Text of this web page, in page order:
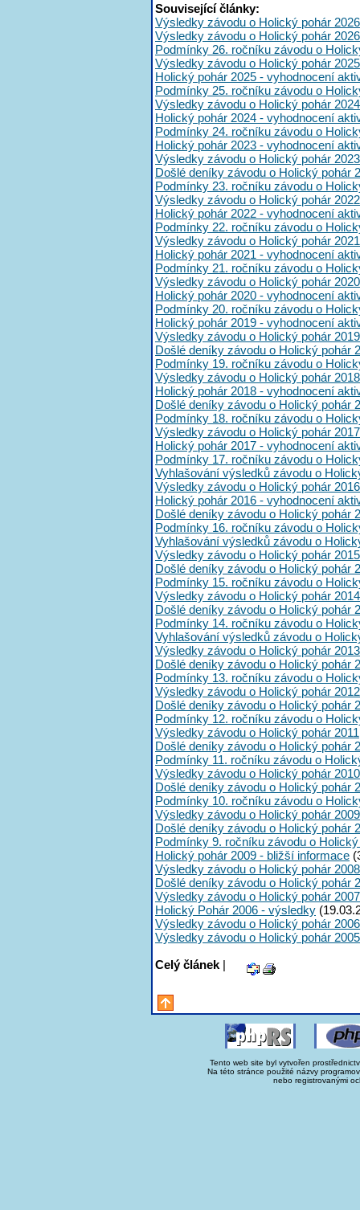
Související články:
Výsledky závodu o Holický pohár
Výsledky závodu o Holický pohár 2026
Podmínky 26. ročníku závodu o
Výsledky závodu o Holický pohár 2025
Holický pohár 2025 - vyhodnocení
Podmínky 25. ročníku závodu o
Výsledky závodu o Holický pohár 2024
Holický pohár 2024 - vyhodnocení
Podmínky 24. ročníku závodu o
Holický pohár 2023 - vyhodnocení
Výsledky závodu o Holický pohár 2023
Došlé deníky závodu o Holický pohár
Podmínky 23. ročníku závodu o
Výsledky závodu o Holický pohár 2022
Holický pohár 2022 - vyhodnocení
Podmínky 22. ročníku závodu o
Výsledky závodu o Holický pohár 2021
Holický pohár 2021 - vyhodnocení
Podmínky 21. ročníku závodu o
Výsledky závodu o Holický pohár 2020
Holický pohár 2020 - vyhodnocení
Podmínky 20. ročníku závodu o
Holický pohár 2019 - vyhodnocení
Výsledky závodu o Holický pohár 2019
Došlé deníky závodu o Holický pohár
Podmínky 19. ročníku závodu o
Výsledky závodu o Holický pohár 2018
Holický pohár 2018 - vyhodnocení
Došlé deníky závodu o Holický pohár
Podmínky 18. ročníku závodu o
Výsledky závodu o Holický pohár 2017
Holický pohár 2017 - vyhodnocení
Podmínky 17. ročníku závodu o
Vyhlašování výsledků závodu o
Výsledky závodu o Holický pohár 2016
Holický pohár 2016 - vyhodnocení
Došlé deníky závodu o Holický pohár
Podmínky 16. ročníku závodu o
Vyhlašování výsledků závodu o
Výsledky závodu o Holický pohár 2015
Došlé deníky závodu o Holický pohár
Podmínky 15. ročníku závodu o
Výsledky závodu o Holický pohár 2014
Došlé deníky závodu o Holický pohár
Podmínky 14. ročníku závodu o
Vyhlašování výsledků závodu o
Výsledky závodu o Holický pohár 2013
Došlé deníky závodu o Holický pohár
Podmínky 13. ročníku závodu o
Výsledky závodu o Holický pohár 2012
Došlé deníky závodu o Holický pohár
Podmínky 12. ročníku závodu o
Výsledky závodu o Holický pohár 2011
Došlé deníky závodu o Holický pohár
Podmínky 11. ročníku závodu o
Výsledky závodu o Holický pohár 2010
Došlé deníky závodu o Holický pohár
Podmínky 10. ročníku závodu o
Výsledky závodu o Holický pohár 2009
Došlé deníky závodu o Holický pohár
Podmínky 9. ročníku závodu o
Holický pohár 2009 - bližší informace
Výsledky závodu o Holický pohár 2008
Došlé deníky závodu o Holický pohár
Výsledky závodu o Holický pohár 2007
Holický Pohár 2006 - výsledky
Výsledky závodu o Holický pohár 2006
Výsledky závodu o Holický pohár 2005
Celý článek |
Tento web site byl vytvořen
Na této stránce použité názvy
nebo registrovanými